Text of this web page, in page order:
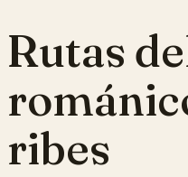
Rutas
ribes